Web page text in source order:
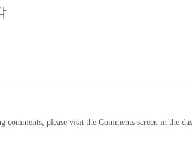
please visit the Comments screen in the